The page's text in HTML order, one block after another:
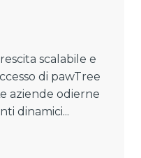
scalabile e
di pawTree
aziende odierne
dinamici...